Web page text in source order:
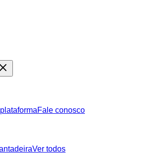
Fale conosco
Ver todos